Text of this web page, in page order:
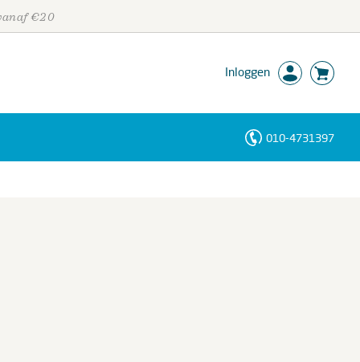
€20
Inloggen
010-4731397
Personen